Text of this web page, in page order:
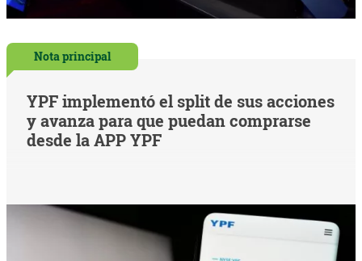
Nota principal
YPF implementó el split de sus acciones
y avanza para que puedan comprarse
desde la APP YPF